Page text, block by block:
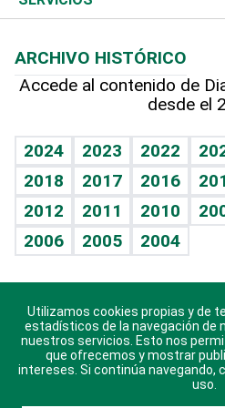
Hablando con el pediatra
Vida y familia
Eñe
Celebrando la vida
Sin complejos
En pocas palabras
Escuchando al corazón
Economía Personal
Línea de hit
TBT Deportivo
Más firmas
Hecho en casa
Guía del dinero
Cumpleaños
Horóscopos
Crucigramas
ARCHIVO HISTÓRICO
Accede al contenido de
desde el
2024 2023 2022
2018
2017 2016
2012
2011 2010
2006
2005 2004
Descarga nuestras
sistema
Utilizamos cookies propias y de
estadísticos de la navegación de
nuestros servicios. Esto nos
que ofrecemos y mostrar
intereses. Si continúa navegando,
uso.